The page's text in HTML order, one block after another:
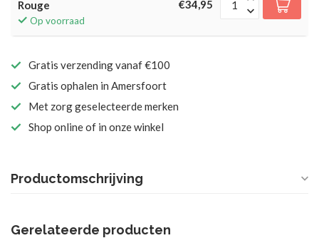
Rouge
Op voorraad
€34,95
Gratis verzending vanaf €100
Gratis ophalen in Amersfoort
Met zorg geselecteerde merken
Shop online of in onze winkel
Productomschrijving
Gerelateerde producten